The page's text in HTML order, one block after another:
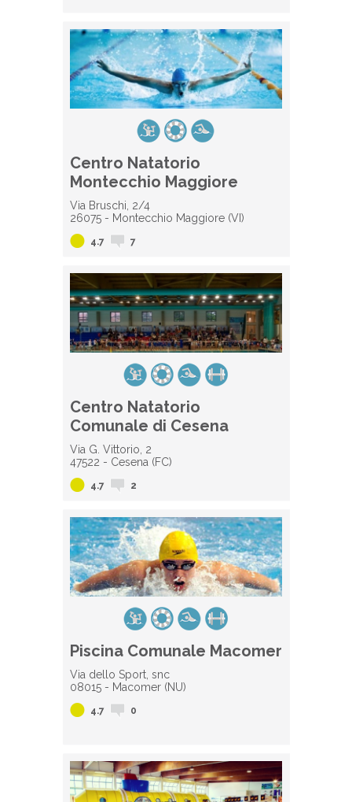
Centro Natatorio
Montecchio Maggiore
Via Bruschi, 2/4
26075 - Montecchio Maggiore (VI)
4.7 7
Centro Natatorio
Comunale di Cesena
Via G. Vittorio, 2
47522 - Cesena (FC)
4.7 2
Piscina Comunale Macomer
Via dello Sport, snc
08015 - Macomer (NU)
4.7 0